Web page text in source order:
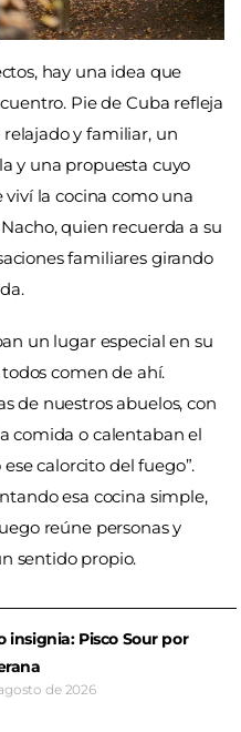
hay una idea que
Pie de Cuba refleja
y familiar, un
y una propuesta cuyo
viví la cocina como una
quien recuerda a su
familiares girando
un lugar especial en su
todos comen de ahí.
de nuestros abuelos, con
comida o calentaban el
calorcito del fuego”.
esa cocina simple,
reúne personas y
sentido propio.
insignia: Pisco Sour por
de 2026